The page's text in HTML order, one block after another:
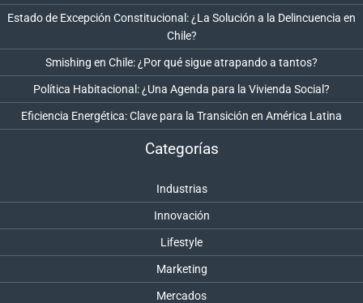
Estado de Excepción Constitucional: ¿La Solución a la Delincuencia en
Chile?
Smishing en Chile: ¿Por qué sigue atrapando a tantos?
Política Habitacional: ¿Una Agenda para la Vivienda Social?
Eficiencia Energética: Clave para la Transición en América Latina
Categorías
Industrias
Innovación
Lifestyle
Marketing
Mercados